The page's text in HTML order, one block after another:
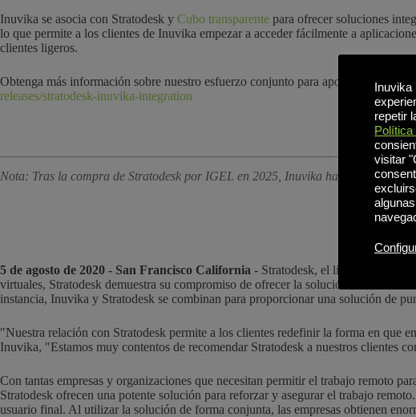
Inuvika se asocia con Stratodesk y Cubo transparente para ofrecer soluciones
lo que permite a los clientes de Inuvika empezar a acceder fácilmente a
clientes ligeros.
Obtenga más información sobre nuestro esfuerzo conjunto para apoyar la
releases/stratodesk-inuvika-integration
Nota: Tras la compra de Stratodesk por IGEL en 2025, Inuvika ha creado su
5 de agosto de 2020 - San Francisco California - Stratodesk, el líder mundial
virtuales, Stratodesk demuestra su compromiso de ofrecer la solución más
instancia, Inuvika y Stratodesk se combinan para proporcionar una solución de
"Nuestra relación con Stratodesk permite a los clientes redefinir la forma en que
Inuvika, "Estamos muy contentos de recomendar Stratodesk a nuestros clientes
Con tantas empresas y organizaciones que necesitan permitir el trabajo remoto
Stratodesk ofrecen una potente solución para reforzar y asegurar el trabajo
usuario final. Al utilizar la solución de forma conjunta, las empresas obtienen
repetir
Política
visitar